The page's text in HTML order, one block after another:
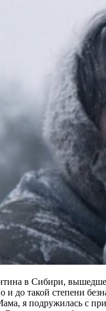
в Сибири,
и до такой степени
я подружилась с